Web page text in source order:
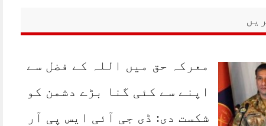
معرکہ حق میں اللہ کے فضل سے
اپنے سے کئی گنا بڑے دشمن کو
شکست دی: ڈی جی آئی ایس پی آر